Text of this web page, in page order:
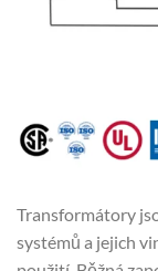
Transformátory
systémů a jejich